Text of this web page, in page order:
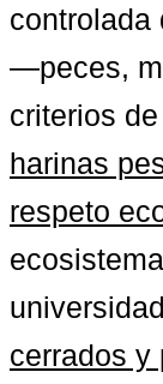
controlada
—peces,
criterios de
harinas
respeto
cerrados y